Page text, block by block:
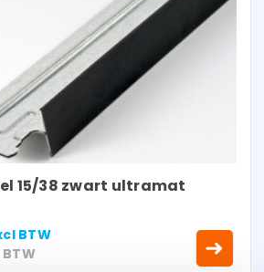
15/38 zwart ultramat
BTW